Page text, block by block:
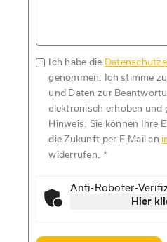
Ich habe die
genommen. Ich stimme
und Daten zur
elektronisch erhoben und
Hinweis: Sie können Ihre
die Zukunft per E-Mail an
widerrufen. *
Anti-Roboter-
Hier